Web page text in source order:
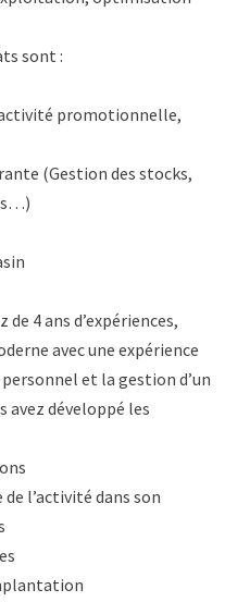
sont :
promotionnelle,
(Gestion des stocks,
4 ans d’expériences,
avec une expérience
et la gestion d’un
avez développé les
l’activité dans son